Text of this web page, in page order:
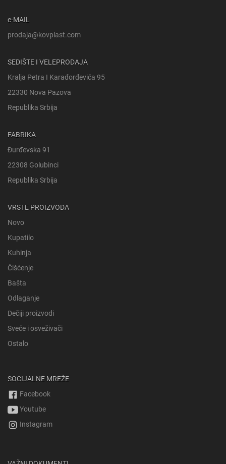
e-MAIL
prodaja@kovplast.com
SEDIŠTE I VELEPRODAJA
Kralja Petra I Karađorđevića 95
22330 Nova Pazova
Republika Srbija
FABRIKA
Đurđevska 91
22308 Golubinci
Republika Srbija
VRSTE PROIZVODA
Novo
Kupatilo
Kuhinja
Čišćenje
Bašta
Odlaganje
Dečiji proizvodi
Sveće i osveživači
Ostalo
SOCIJALNE MREŽE
Facebook
Youtube
Instagram